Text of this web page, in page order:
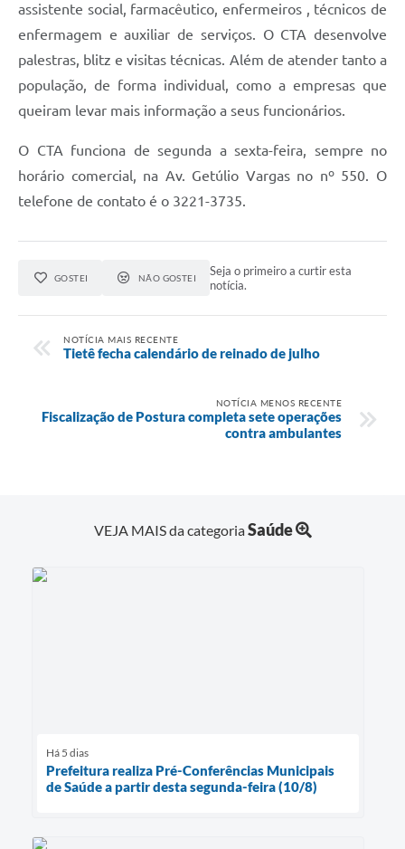
assistente social, farmacêutico, enfermeiros , técnicos de
enfermagem e auxiliar de serviços. O CTA desenvolve
palestras, blitz e visitas técnicas. Além de atender tanto a
população, de forma individual, como a empresas que
queiram levar mais informação a seus funcionários.
O CTA funciona de segunda a sexta-feira, sempre no
horário comercial, na Av. Getúlio Vargas no nº 550. O
telefone de contato é o 3221-3735.
GOSTEI NÃO GOSTEI
Seja o primeiro a curtir esta
notícia.
NOTÍCIA MAIS RECENTE
Tietê fecha calendário de reinado de julho
NOTÍCIA MENOS RECENTE
Fiscalização de Postura completa sete operações
contra ambulantes
VEJA MAIS da categoriaSaúde
Há 5 dias
Prefeitura realiza Pré-Conferências Municipais
de Saúde a partir desta segunda-feira (10/8)